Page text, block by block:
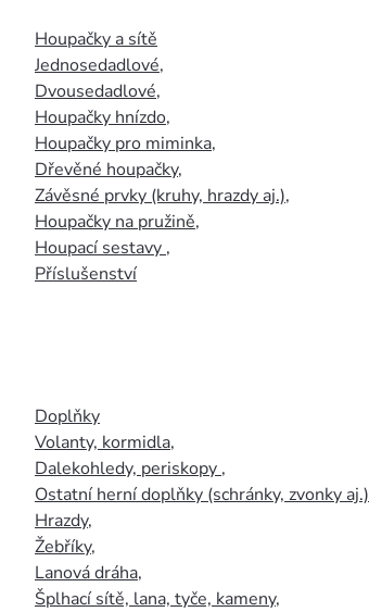
Houpačky a sítě
Jednosedadlové,
Dvousedadlové,
Houpačky hnízdo,
Houpačky pro miminka,
Dřevěné houpačky,
Závěsné prvky (kruhy, hrazdy aj.),
Houpačky na pružině,
Houpací sestavy ,
Příslušenství
Doplňky
Volanty, kormidla,
Dalekohledy, periskopy ,
Ostatní herní doplňky (schránky, zvonky aj.)
Hrazdy,
Žebříky,
Lanová dráha,
Šplhací sítě, lana, tyče, kameny,